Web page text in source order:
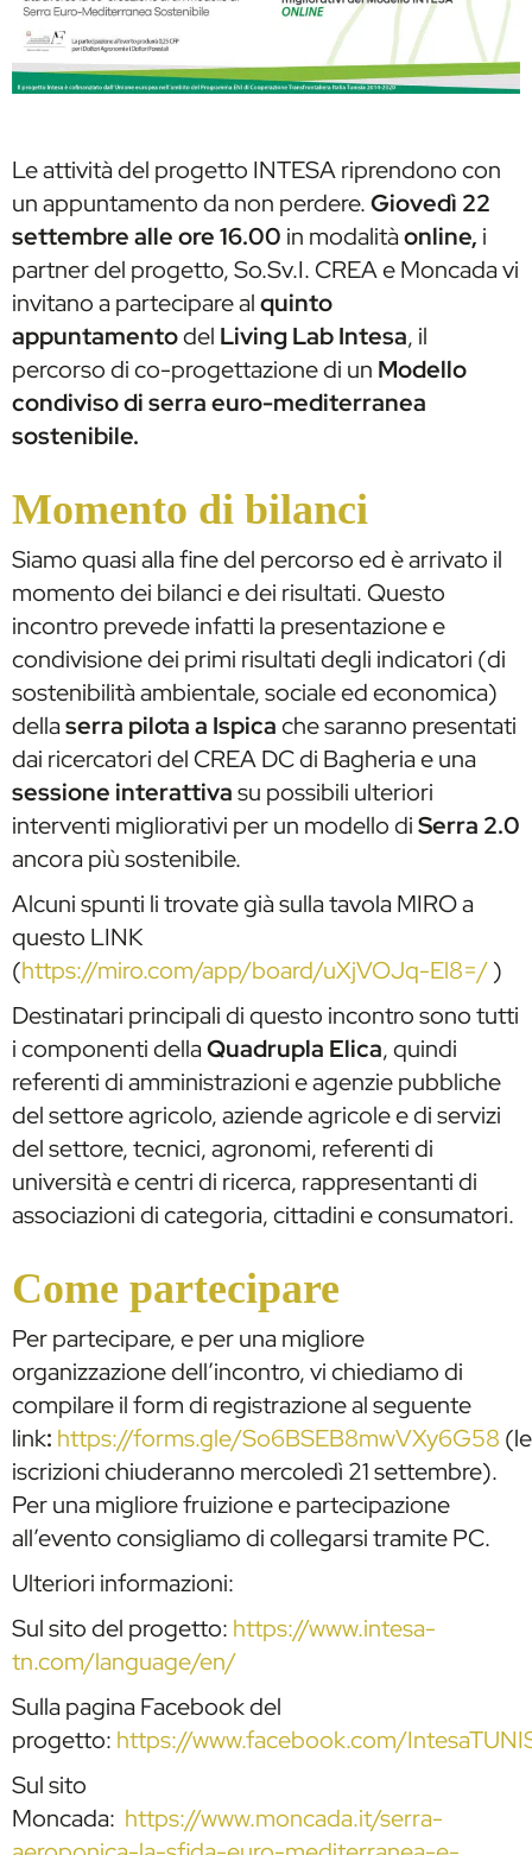
Le attività del progetto INTESA riprendono con
un appuntamento da non perdere.Giovedì 22
settembre alle ore 16.00 in modalitàonline, i
partner del progetto, So.Sv.I. CREA e Moncada vi
invitano a partecipare alquinto
appuntamentodel Living Lab Intesa, il
percorso di co-progettazione di un Modello
condiviso di serra euro-mediterranea
sostenibile.
Momento di bilanci
Siamo quasi alla fine del percorso ed è arrivato il
momento dei bilanci e dei risultati. Questo
incontro prevede infatti la presentazione e
condivisione dei primi risultati degli indicatori (di
sostenibilità ambientale, sociale ed economica)
dellaserra pilota a Ispicache saranno presentati
dai ricercatori del CREA DC di Bagheria e una
sessione interattivasu possibili ulteriori
interventi migliorativi per un modello diSerra 2.0
ancora più sostenibile.
Alcuni spunti li trovate già sulla tavola MIRO a
questo LINK
(https://miro.com/app/board/uXjVOJq-El8=/)
Destinatari principali di questo incontro sono tutti
i componenti dellaQuadrupla Elica, quindi
referenti di amministrazioni e agenzie pubbliche
del settore agricolo, aziende agricole e di servizi
del settore, tecnici, agronomi, referenti di
università e centri di ricerca, rappresentanti di
associazioni di categoria, cittadini e consumatori.
Come partecipare
Per partecipare, e per una migliore
organizzazione dell’incontro, vi chiediamo di
compilare il form di registrazione al seguente
link: https://forms.gle/So6BSEB8mwVXy6G58 (le
iscrizioni chiuderanno mercoledì 21 settembre).
Per una migliore fruizione e partecipazione
all’evento consigliamo di collegarsi tramite PC.
Ulteriori informazioni:
Sul sito del progetto: https://www.intesa-
tn.com/language/en/
Sulla pagina Facebook del
progetto: https://www.facebook.com/
Sul sito
Moncada: https://www.moncada.it/serra-